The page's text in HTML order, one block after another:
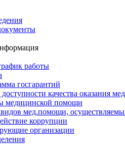
работы
госгарантий
качества оказания
медицинской помощи
мед.помощи,
коррупции
организации